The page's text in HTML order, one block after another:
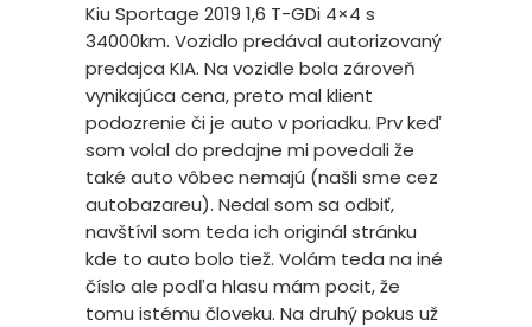
Kiu Sportage 2019 1,6 T-GDi 4×4 s
34000km. Vozidlo predával autorizovaný
predajca KIA. Na vozidle bola zároveň
vynikajúca cena, preto mal klient
podozrenie či je auto v poriadku. Prv keď
som volal do predajne mi povedali že
také auto vôbec nemajú (našli sme cez
autobazareu). Nedal som sa odbiť,
navštívil som teda ich originál stránku
kde to auto bolo tiež. Volám teda na iné
číslo ale podľa hlasu mám pocit, že
tomu istému človeku. Na druhý pokus už